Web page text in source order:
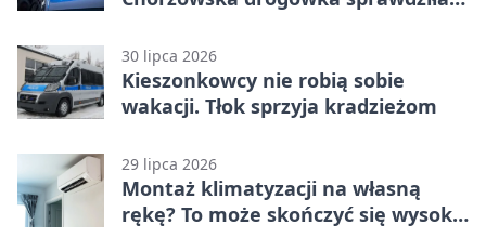
30 lipca 2026
Kieszonkowcy nie robią sobie
wakacji. Tłok sprzyja kradzieżom
29 lipca 2026
Montaż klimatyzacji na własną
rękę? To może skończyć się wysoką